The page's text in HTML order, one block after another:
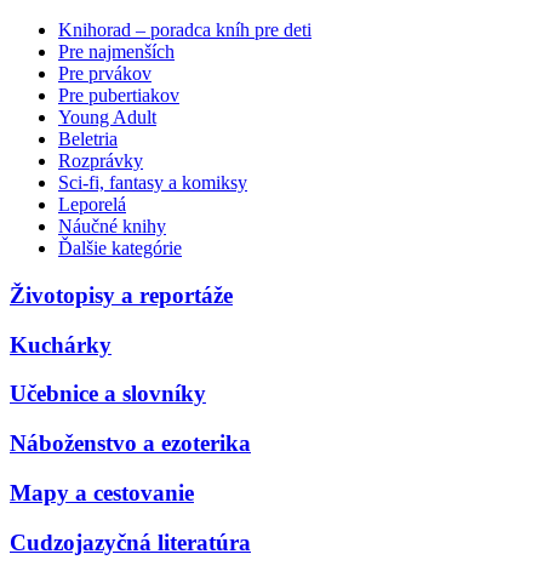
Knihorad – poradca kníh pre deti
Pre najmenších
Pre prvákov
Pre pubertiakov
Young Adult
Beletria
Rozprávky
Sci-fi, fantasy a komiksy
Leporelá
Náučné knihy
Ďalšie kategórie
Životopisy a reportáže
Kuchárky
Učebnice a slovníky
Náboženstvo a ezoterika
Mapy a cestovanie
Cudzojazyčná literatúra